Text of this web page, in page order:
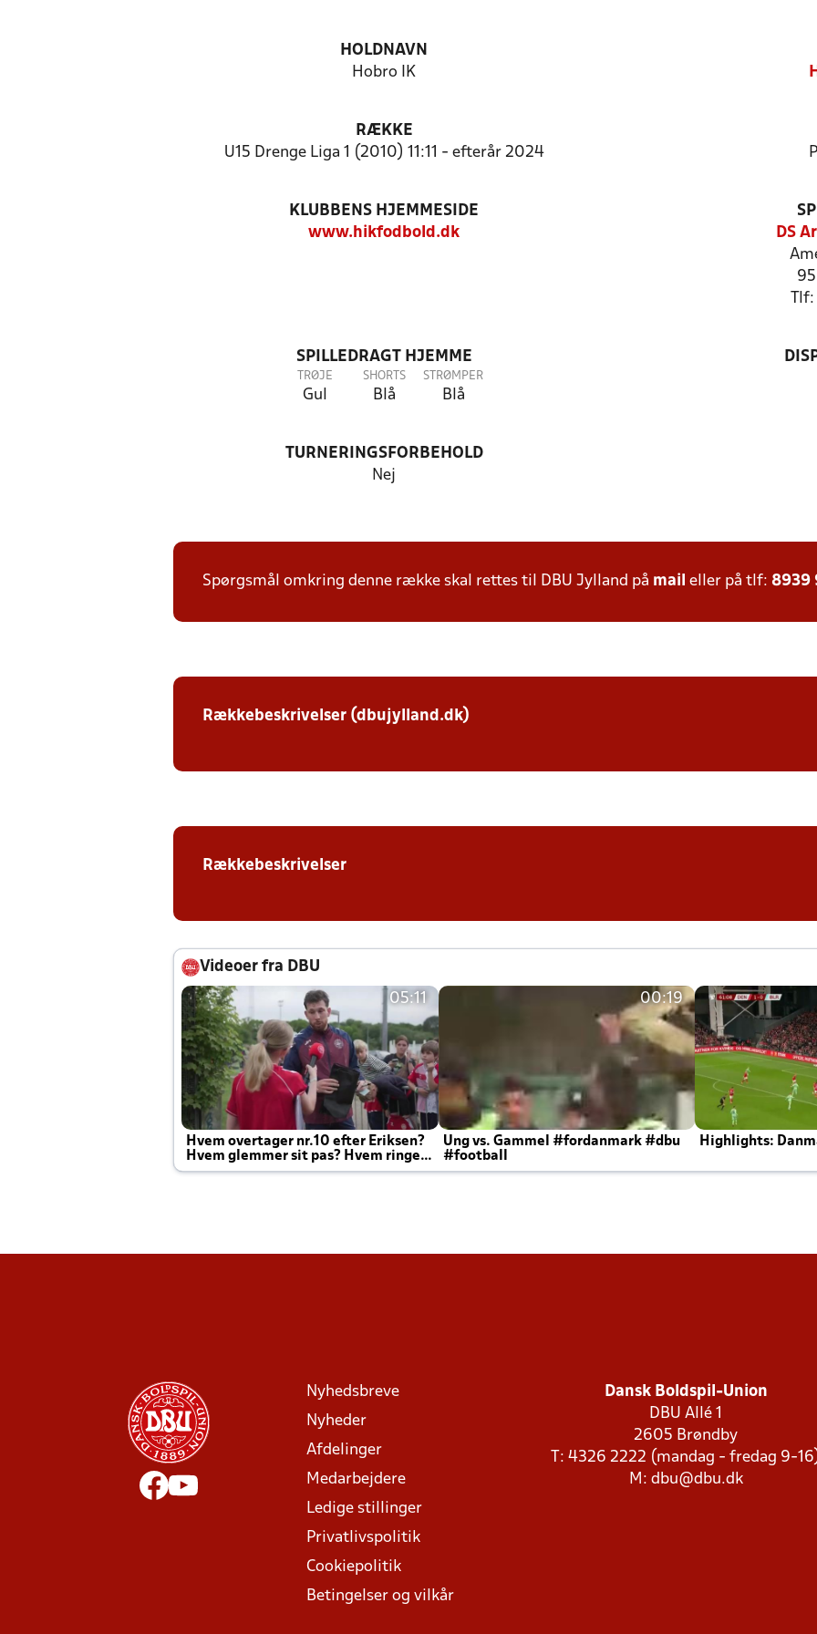
HOLDNAVN
Hobro IK
RÆKKE
U15 Drenge Liga 1 (2010) 11:11 - efterår 2024
KLUBBENS HJEMMESIDE
www.hikfodbold.dk
DS
SPILLEDRAGT HJEMME
TRØJE
Gul
SHORTS
Blå
STRØMPER
Blå
TURNERINGSFORBEHOLD
Nej
Spørgsmål omkring denne række skal rettes til DBU Jylland på mail eller på tlf: 8939
Rækkebeskrivelser (dbujylland.dk)
Rækkebeskrivelser
Videoer fra DBU
05:11
Hvem overtager nr.10 efter Eriksen?
Hvem glemmer sit pas? Hvem ringer
Joachim altid til efter kampe?
00:19
Ung vs. Gammel #fordanmark #dbu
#football
Highlights:
Nyhedsbreve
Nyheder
Afdelinger
Medarbejdere
Ledige stillinger
Privatlivspolitik
Cookiepolitik
Betingelser og vilkår
Dansk Boldspil-Union
DBU Allé 1
2605 Brøndby
T: 4326 2222 (mandag - fredag 9-
M: dbu@dbu.dk